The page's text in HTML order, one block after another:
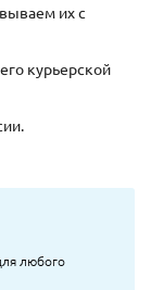
их с
курьерской
любого